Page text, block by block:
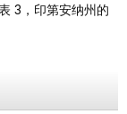
3，印第安纳州的